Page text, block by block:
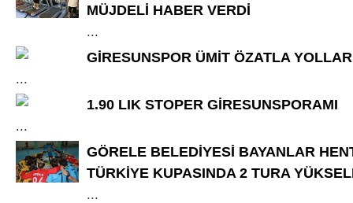
MÜJDELİ HABER VERDİ
...
GİRESUNSPOR ÜMİT ÖZATLA
...
1.90 LIK STOPER GİRESUNSPORAMI
...
GÖRELE BELEDİYESİ BAYANLAR
TÜRKİYE KUPASINDA 2 TURA
...